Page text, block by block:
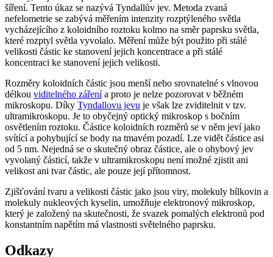
šíření. Tento úkaz se nazývá Tyndallův jev. Metoda zvaná
nefelometrie se zabývá měřením intenzity rozptýleného světla
vycházejícího z koloidního roztoku kolmo na směr paprsku světla,
které rozptyl světla vyvolalo. Měření může být použito při stálé
velikosti částic ke stanovení jejich koncentrace a při stálé
koncentraci ke stanovení jejich velikosti.
Rozměry koloidních částic jsou menší nebo srovnatelné s vlnovou
délkou viditelného zářenía proto je nelze pozorovat v běžném
mikroskopu. Díky Tyndallovu jevu je však lze zviditelnit v tzv.
ultramikroskopu. Je to obyčejný optický mikroskop s bočním
osvětlením roztoku. Částice koloidních rozměrů se v něm jeví jako
svítící a pohybující se body na tmavém pozadí. Lze vidět částice asi
od 5 nm. Nejedná se o skutečný obraz částice, ale o ohybový jev
vyvolaný částicí, takže v ultramikroskopu není možné zjistit ani
velikost ani tvar částic, ale pouze její přítomnost.
Zjišťování tvaru a velikosti částic jako jsou viry, molekuly bílkovin a
molekuly nukleových kyselin, umožňuje elektronový mikroskop,
který je založený na skutečnosti, že svazek pomalých elektronů pod
konstantním napětím má vlastnosti světelného paprsku.
Odkazy